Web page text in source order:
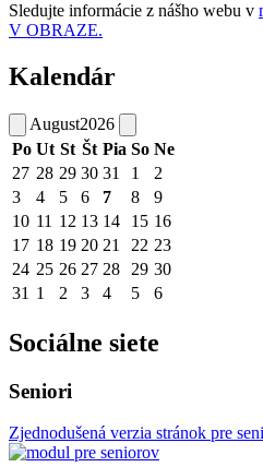
Sledujte informácie z nášho webu v
V OBRAZE.
Kalendár
August2026
Po Ut St Št Pia So Ne
27 28 29 30 31 1
2
3
4 5 6 7 8
9
10 11 12 13 14 15 16
17 18 19 20 21 22 23
24 25 26 27 28 29 30
31 1 2 3 4 5 6
Sociálne siete
Seniori
Zjednodušená verzia stránok pre